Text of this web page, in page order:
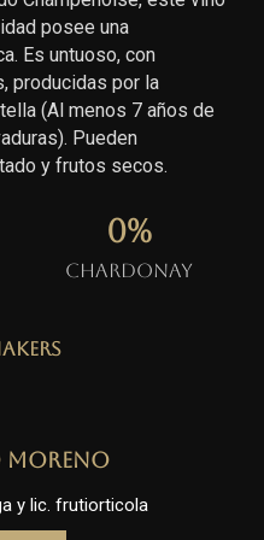
posee una
Es untuoso, con
producidas por la
(Al menos 7 años de
Pueden
y frutos secos.
Chardonay
0%
Moreno
y lic. frutiorticola